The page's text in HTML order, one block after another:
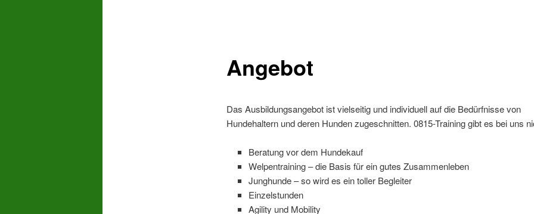
Angebot
Das Ausbildungsangebot ist vielseitig und individuell auf die Bedürfnisse von
Hundehaltern und deren Hunden zugeschnitten. 0815-Training gibt es bei uns
Beratung vor dem Hundekauf
Welpentraining – die Basis für ein gutes Zusammenleben
Junghunde – so wird es ein toller Begleiter
Einzelstunden
Agility und Mobility